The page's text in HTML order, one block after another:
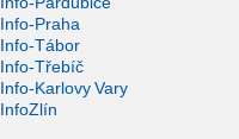
Info-Praha
Info-Tábor
Info-Třebíč
Info-Karlovy Vary
InfoZlín